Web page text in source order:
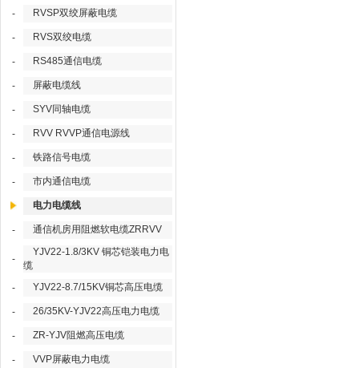
- RVSP双绞屏蔽电缆
- RVS双绞电缆
- RS485通信电缆
- 屏蔽电缆线
- SYV同轴电缆
- RVV RVVP通信电源线
- 铁路信号电缆
- 市内通信电缆
电力电缆线
- 通信机房用阻燃软电缆ZRRVV
-
YJV22-1.8/3KV 铜芯铠装电力电
缆
-
YJV22-8.7/15KV铜芯高压电缆
- 26/35KV-YJV22高压电力电缆
- ZR-YJV阻燃高压电缆
- VVP屏蔽电力电缆